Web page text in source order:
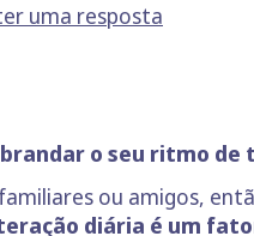
uma resposta
o seu ritmo de
ou amigos,
diária é um